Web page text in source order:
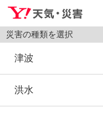
災害の種類を選択
津波
洪水